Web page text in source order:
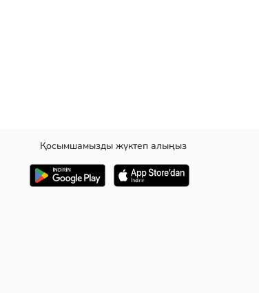
алдыңғы жағында түймелі ілгегі бар.
Қосымшамызды жүктеп алыңыз